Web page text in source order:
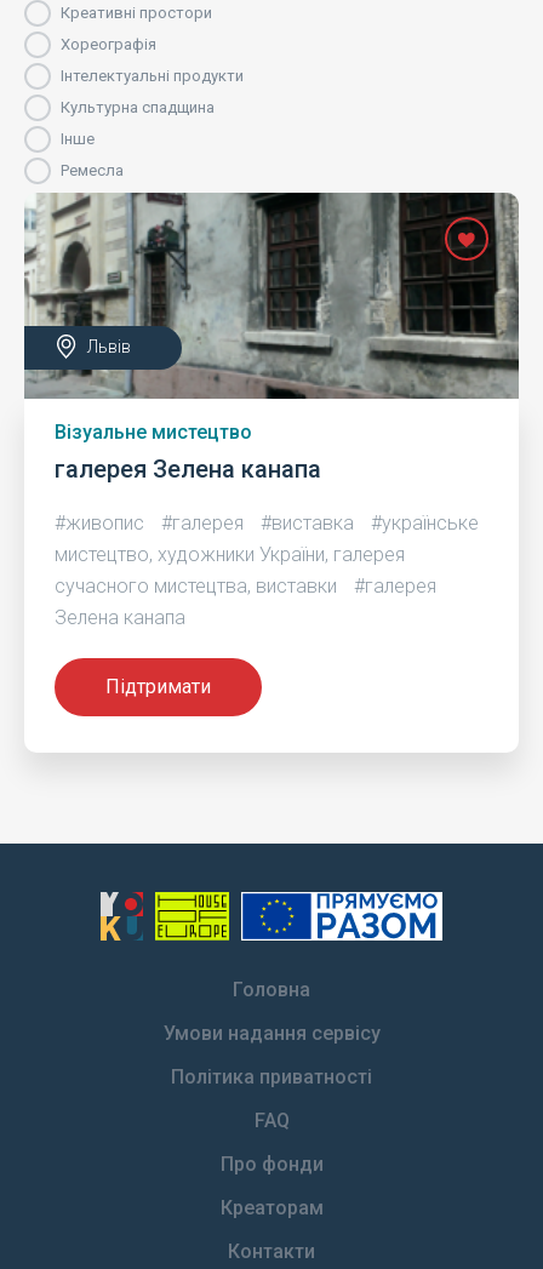
Креативні простори
Хореографія
Інтелектуальні продукти
Культурна спадщина
Інше
Ремесла
Львів
Візуальне мистецтво
галерея Зелена канапа
#живопис #галерея #виставка
#українське
мистецтво, художники України, галерея
сучасного мистецтва, виставки
#галерея
Зелена канапа
Підтримати
Головна
Умови надання сервісу
Політика приватності
FAQ
Про фонди
Креаторам
Контакти